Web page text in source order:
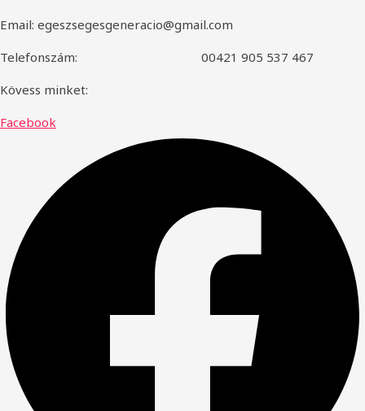
Email: egeszsegesgeneracio@gmail.com
Telefonszám: 00421 905 537 467
Kövess minket:
Facebook